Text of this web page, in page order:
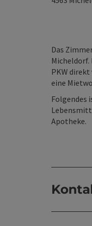
Das
PKW direkt
eine
Folgendes
Apotheke.